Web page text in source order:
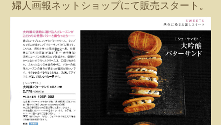
婦人画報ネットショップにて販売スタート。